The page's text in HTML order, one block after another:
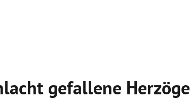
gefallene Herzöge